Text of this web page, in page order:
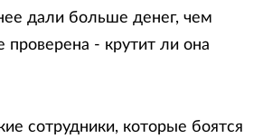
дали больше денег, чем
- крутит ли она
сотрудники, которые боятся